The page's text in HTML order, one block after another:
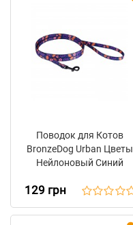
Поводок для Котов
BronzeDog Urban Цветы
Нейлоновый Синий
129 грн